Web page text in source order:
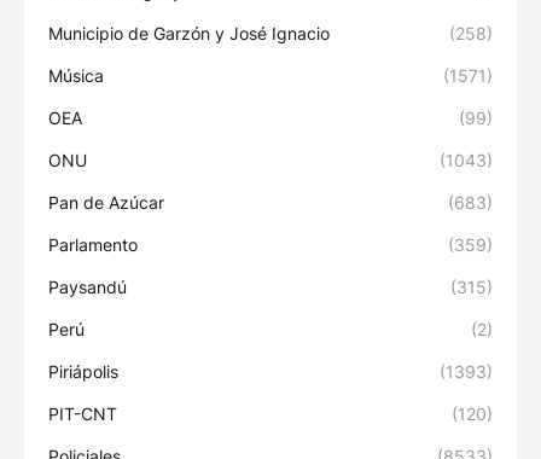
Municipio de Garzón y José Ignacio (258)
Música (1571)
OEA (99)
ONU (1043)
Pan de Azúcar (683)
Parlamento (359)
Paysandú (315)
Perú (2)
Piriápolis (1393)
PIT-CNT (120)